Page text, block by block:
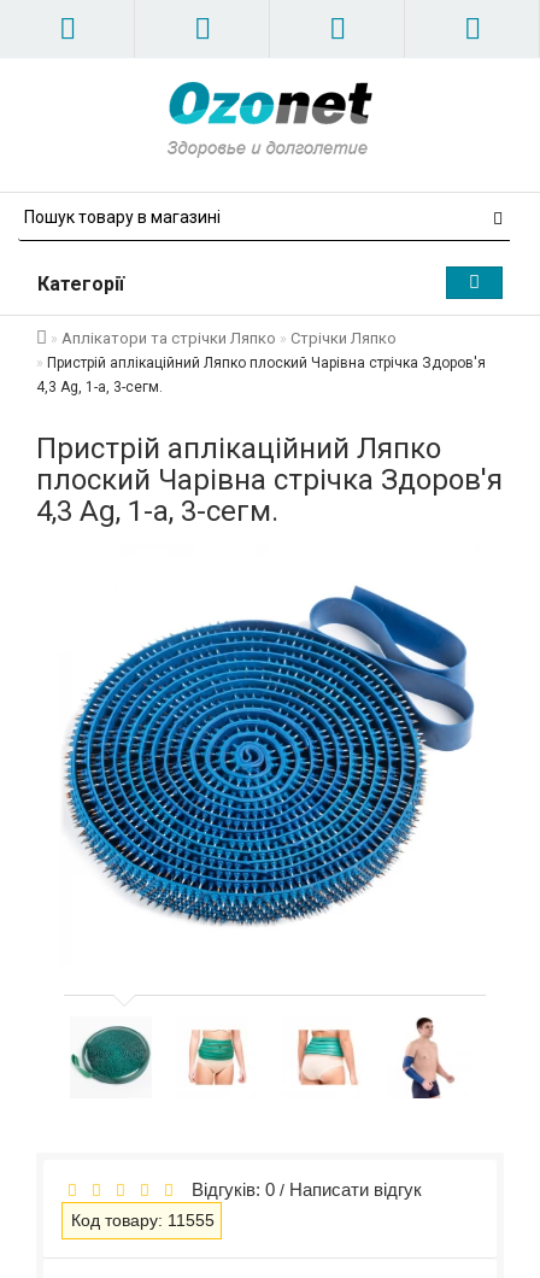
Категорії
Аплікатори та стрічки Ляпко Стрічки Ляпко
Пристрій аплікаційний Ляпко плоский Чарівна стрічка Здоров'я
4,3 Ag, 1-а, 3-сегм.
Пристрій аплікаційний Ляпко
плоский Чарівна стрічка Здоров'я
4,3 Ag, 1-а, 3-сегм.
Відгуків: 0 / Написати відгук
Код товару: 11555